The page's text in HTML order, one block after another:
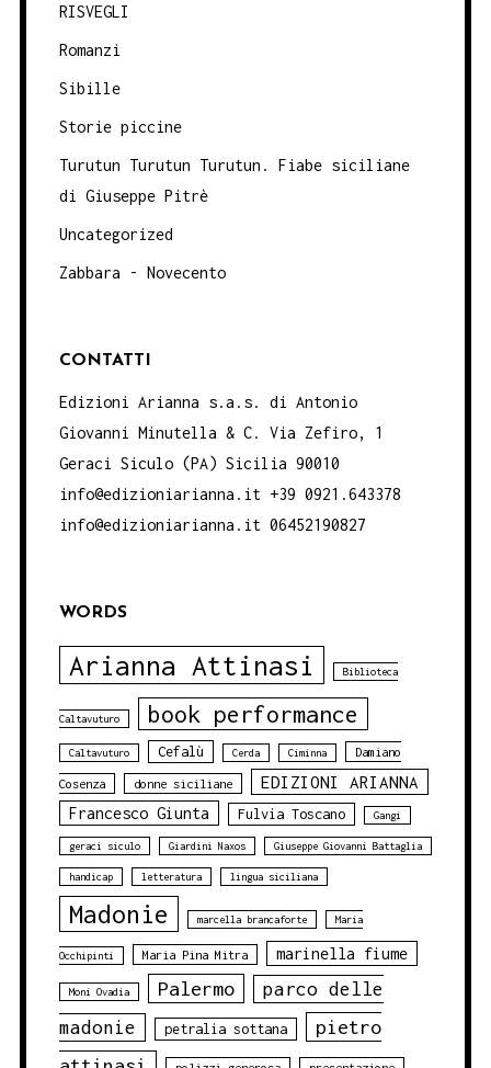
RISVEGLI
Romanzi
Sibille
Storie piccine
Turutun Turutun Turutun. Fiabe siciliane
di Giuseppe Pitrè
Uncategorized
Zabbara - Novecento
CONTATTI
Edizioni Arianna s.a.s. di Antonio
Giovanni Minutella & C. Via Zefiro, 1
Geraci Siculo (PA) Sicilia 90010
info@edizioniarianna.it +39 0921.643378
info@edizioniarianna.it 06452190827
WORDS
Arianna Attinasi Biblioteca
Caltavuturo book performance
Caltavuturo Cefalù Cerda Ciminna Damiano
Cosenza donne siciliane EDIZIONI ARIANNA
Francesco Giunta Fulvia Toscano Gangi
geraci siculo Giardini Naxos Giuseppe Giovanni Battaglia
handicap letteratura lingua siciliana
Madonie marcella brancaforte Maria
Occhipinti Maria Pina Mitra marinella fiume
Moni Ovadia Palermo
parco delle
madonie
petralia sottana
pietro